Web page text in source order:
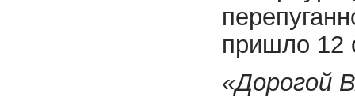
пришло 12
«Дорогой